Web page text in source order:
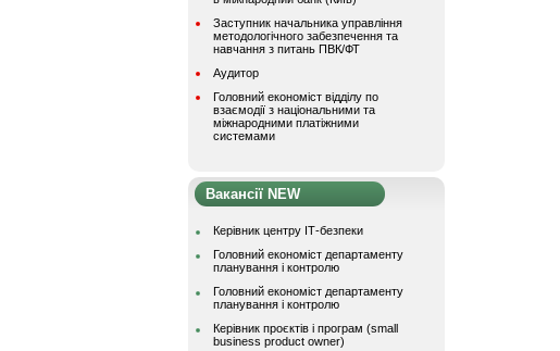
Заступник начальника управління
методологічного забезпечення та
навчання з питань ПВК/ФТ
Аудитор
Головний економіст відділу по
взаємодії з національними та
міжнародними платіжними
системами
Вакансії NEW
Керівник центру ІТ-безпеки
Головний економіст департаменту
планування і контролю
Головний економіст департаменту
планування і контролю
Керівник проєктів і програм (small
business product owner)